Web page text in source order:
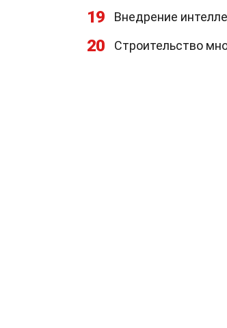
19 Внедрение
20 Строительство